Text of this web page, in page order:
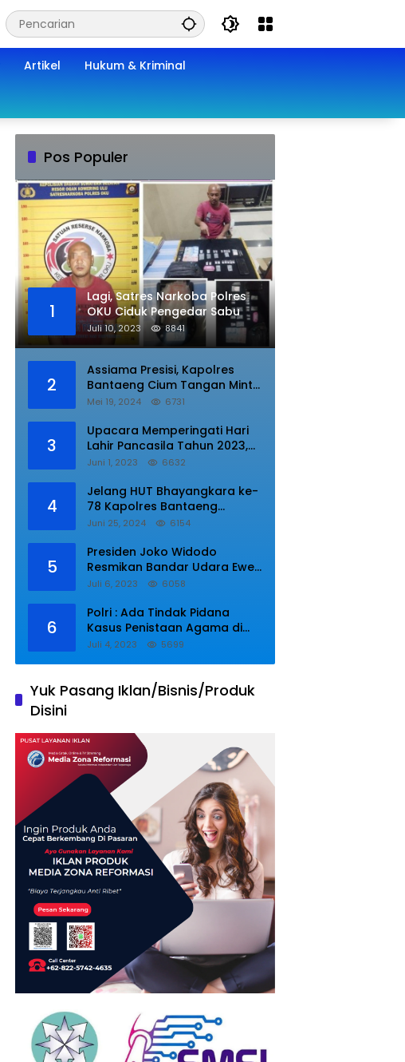
Artikel Hukum & Kriminal
Pos Populer
1
Lagi, Satres Narkoba Polres
OKU Ciduk Pengedar Sabu
Juli 10, 2023 8841
2
Assiama Presisi, Kapolres
Bantaeng Cium Tangan Minta
di Doakan.
Mei 19, 2024 6731
3
Upacara Memperingati Hari
Lahir Pancasila Tahun 2023,
Wakapolres Lampung Utara
RI.
Juni 1, 2023 6632
4
Jelang HUT Bhayangkara ke-
78 Kapolres Bantaeng
Resmikan Sumur Bor di Desa
Juni 25, 2024 6154
5
Presiden Joko Widodo
Resmikan Bandar Udara Ewer
di Asmat
Juli 6, 2023 6058
6
Polri : Ada Tindak Pidana
Kasus Penistaan Agama di
Ponpes Al Zaytun
Juli 4, 2023 5699
Yuk Pasang Iklan/Bisnis/Produk
Disini